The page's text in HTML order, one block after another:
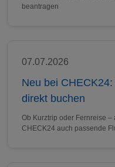
beantragen
07.07.2026
Neu bei
direkt buchen
Ob Kurztrip oder Fernreise
CHECK24 auch passende